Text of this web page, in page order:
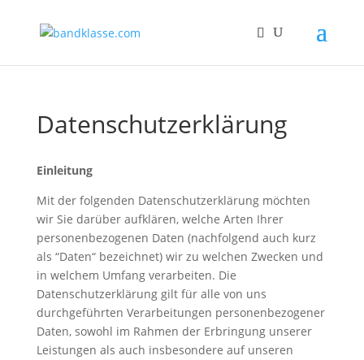
Datenschutzerklärung
Einleitung
Mit der folgenden Datenschutzerklärung möchten
wir Sie darüber aufklären, welche Arten Ihrer
personenbezogenen Daten (nachfolgend auch kurz
als “Daten“ bezeichnet) wir zu welchen Zwecken und
in welchem Umfang verarbeiten. Die
Datenschutzerklärung gilt für alle von uns
durchgeführten Verarbeitungen personenbezogener
Daten, sowohl im Rahmen der Erbringung unserer
Leistungen als auch insbesondere auf unseren